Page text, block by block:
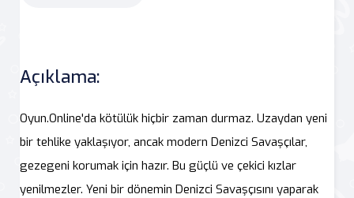
Açıklama:
Oyun.Online'da kötülük hiçbir zaman durmaz. Uzaydan yeni
bir tehlike yaklaşıyor, ancak modern Denizci Savaşçılar,
gezegeni korumak için hazır. Bu güçlü ve çekici kızlar
yenilmezler. Yeni bir dönemin Denizci Savaşçısını yaparak